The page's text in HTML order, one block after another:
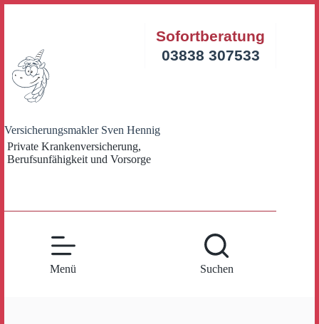
Versicherungsmakler Sven Hennig
Private Krankenversicherung,
Berufsunfähigkeit und Vorsorge
Sofortberatung
03838 307533
Menü Suchen